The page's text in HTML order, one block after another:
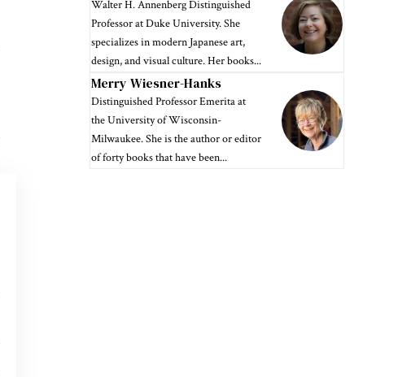
Walter H. Annenberg Distinguished
Professor at Duke University. She
specializes in modern Japanese art,
design, and visual culture. Her books...
Merry Wiesner-Hanks
Distinguished Professor Emerita at
the University of Wisconsin-
Milwaukee. She is the author or editor
of forty books that have been...